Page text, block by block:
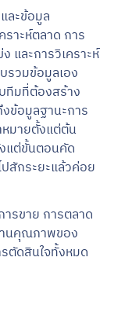
ละข้อมูล
ราะห์ตลาด การ
และการวิเคราะห์
รวมข้อมูลเอง
ทีมที่ต้องสร้าง
งข้อมูลฐานะการ
หมายตั้งแต่ต้น
แต่ขั้นตอนคัด
สักระยะแล้วค่อย
รขาย การตลาด
นคุณภาพของ
ตัดสินใจทั้งหมด